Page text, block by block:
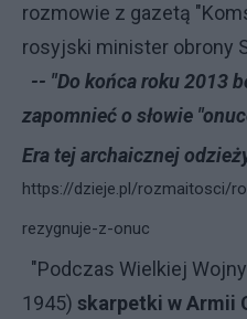
rozmowie z gazetą
rosyjski minister obrony
-- "Do końca roku 2013
zapomnieć o słowie
Era tej archaicznej
https://dzieje.pl/rozmaitosci/
rezygnuje-z-onuc
"Podczas Wielkiej
1945) skarpetki w Armii